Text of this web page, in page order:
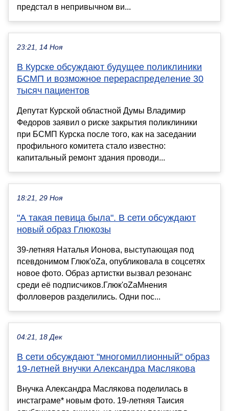
предстал в непривычном ви...
23:21, 14 Ноя
В Курске обсуждают будущее поликлиники
БСМП и возможное перераспределение 30
тысяч пациентов
Депутат Курской областной Думы Владимир
Федоров заявил о риске закрытия поликлиники
при БСМП Курска после того, как на заседании
профильного комитета стало известно:
капитальный ремонт здания проводи...
18:21, 29 Ноя
"А такая певица была". В сети обсуждают
новый образ Глюкозы
39-летняя Наталья Ионова, выступающая под
псевдонимом Глюк'оZа, опубликовала в соцсетях
новое фото. Образ артистки вызвал резонанс
среди её подписчиков.Глюк'оZаМнения
фолловеров разделились. Одни пос...
04:21, 18 Дек
В сети обсуждают "многомиллионный" образ
19-летней внучки Александра Маслякова
Внучка Александра Маслякова поделилась в
инстаграме* новым фото. 19-летняя Таисия